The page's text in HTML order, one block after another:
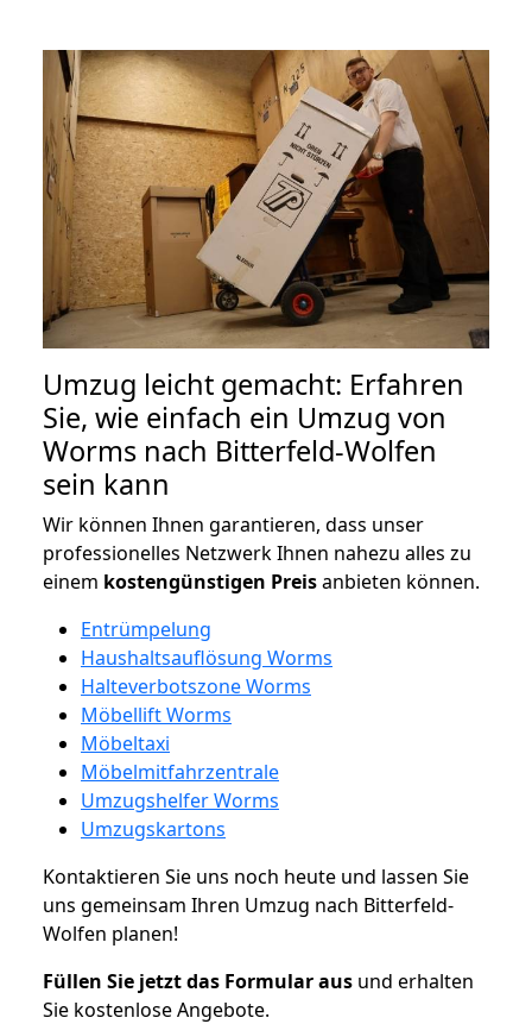
Umzug leicht gemacht: Erfahren
Sie, wie einfach ein Umzug von
Worms nach Bitterfeld-Wolfen
sein kann
Wir können Ihnen garantieren, dass unser
professionelles Netzwerk Ihnen nahezu alles zu
einem kostengünstigen Preisanbieten können.
Entrümpelung
Haushaltsauflösung Worms
Halteverbotszone Worms
Möbellift Worms
Möbeltaxi
Möbelmitfahrzentrale
Umzugshelfer Worms
Umzugskartons
Kontaktieren Sie uns noch heute und lassen Sie
uns gemeinsam Ihren Umzug nach Bitterfeld-
Wolfen planen!
Füllen Sie jetzt das Formular aus und erhalten
Sie kostenlose Angebote.